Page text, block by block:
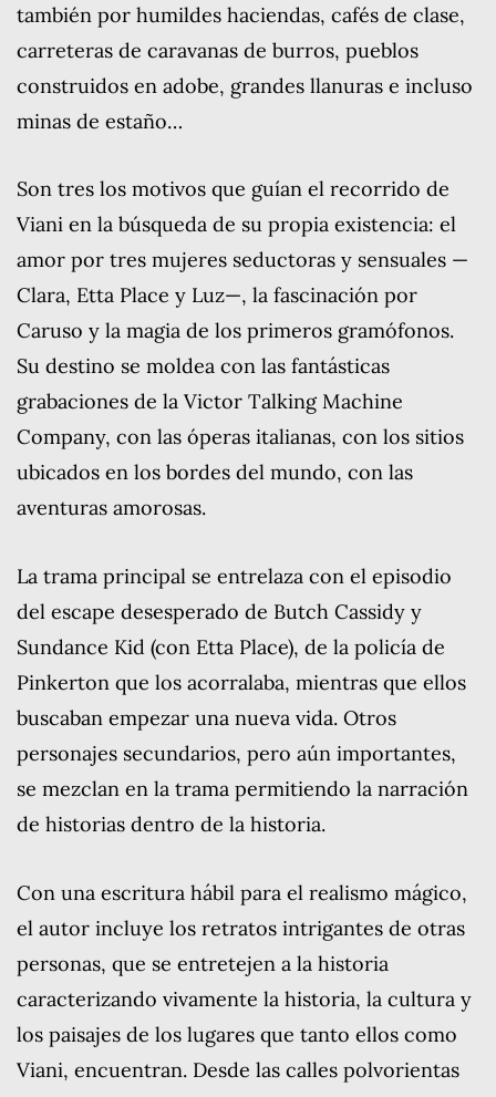
también por humildes haciendas, cafés de clase,
carreteras de caravanas de burros, pueblos
construidos en adobe, grandes llanuras e incluso
minas de estaño…
Son tres los motivos que guían el recorrido de
Viani en la búsqueda de su propia existencia: el
amor por tres mujeres seductoras y sensuales —
Clara, Etta Place y Luz—, la fascinación por
Caruso y la magia de los primeros gramófonos.
Su destino se moldea con las fantásticas
grabaciones de la Victor Talking Machine
Company, con las óperas italianas, con los sitios
ubicados en los bordes del mundo, con las
aventuras amorosas.
La trama principal se entrelaza con el episodio
del escape desesperado de Butch Cassidy y
Sundance Kid (con Etta Place), de la policía de
Pinkerton que los acorralaba, mientras que ellos
buscaban empezar una nueva vida. Otros
personajes secundarios, pero aún importantes,
se mezclan en la trama permitiendo la narración
de historias dentro de la historia.
Con una escritura hábil para el realismo mágico,
el autor incluye los retratos intrigantes de otras
personas, que se entretejen a la historia
caracterizando vivamente la historia, la cultura y
los paisajes de los lugares que tanto ellos como
Viani, encuentran. Desde las calles polvorientas